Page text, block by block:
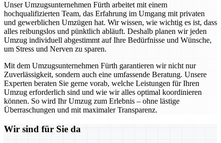
Unser Umzugsunternehmen Fürth arbeitet mit einem
hochqualifizierten Team, das Erfahrung im Umgang mit privaten
und gewerblichen Umzügen hat. Wir wissen, wie wichtig es ist, dass
alles reibungslos und pünktlich abläuft. Deshalb planen wir jeden
Umzug individuell abgestimmt auf Ihre Bedürfnisse und Wünsche,
um Stress und Nerven zu sparen.
Mit dem Umzugsunternehmen Fürth garantieren wir nicht nur
Zuverlässigkeit, sondern auch eine umfassende Beratung. Unsere
Experten beraten Sie gerne vorab, welche Leistungen für Ihren
Umzug erforderlich sind und wie wir alles optimal koordinieren
können. So wird Ihr Umzug zum Erlebnis – ohne lästige
Überraschungen und mit maximaler Transparenz.
Wir sind für Sie da